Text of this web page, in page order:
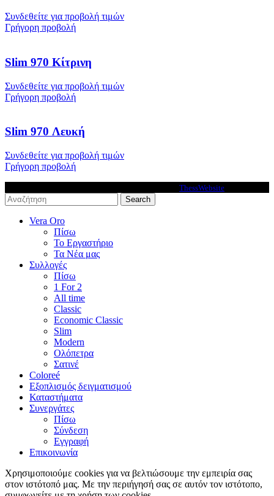
Συνδεθείτε για προβολή τιμών
Γρήγορη προβολή
Slim 970 Κίτρινη
Συνδεθείτε για προβολή τιμών
Γρήγορη προβολή
Slim 970 Λευκή
Συνδεθείτε για προβολή τιμών
Γρήγορη προβολή
ThessWebsite
Search
Vera Oro
Πίσω
Το Εργαστήριο
Τα Νέα μας
Συλλογές
Πίσω
1 For 2
All time
Classic
Economic Classic
Slim
Modern
Ολόπετρα
Σατινέ
Coloreé
Εξοπλισμός δειγματισμού
Καταστήματα
Συνεργάτες
Πίσω
Σύνδεση
Εγγραφή
Επικοινωνία
Χρησιμοποιούμε cookies για να βελτιώσουμε την εμπειρία σας
στον ιστότοπό μας. Με την περιήγησή σας σε αυτόν τον ιστότοπο,